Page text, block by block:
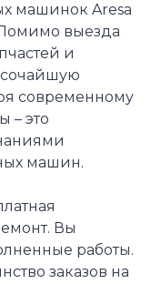
машинок Aresa
Помимо выезда
и
современному
– это
машин.
Вы
работы.
заказов на